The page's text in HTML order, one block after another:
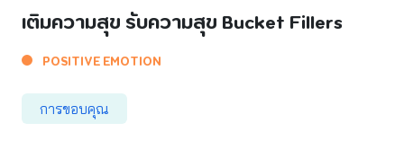
เติมความสุข รับความสุข Bucket Fillers
POSITIVE EMOTION
การขอบคุณ